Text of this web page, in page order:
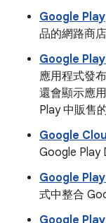
Google Play
品的網路商店
Google
應用程式發
還會顯示應
Play 中販售
Google
Google Play
Google
式中整合
Google